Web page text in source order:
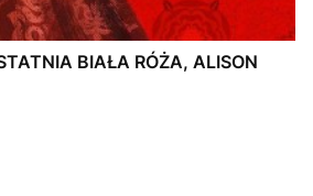
BIAŁA RÓŻA, ALISON